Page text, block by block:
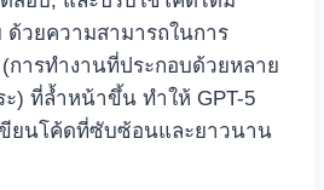
ด้วยความสามารถในการ
การทำงานที่ประกอบด้วยหลาย
) ที่ล้ำหน้าขึ้น ทำให้ GPT-5
ขียนโค้ดที่ซับซ้อนและยาวนาน